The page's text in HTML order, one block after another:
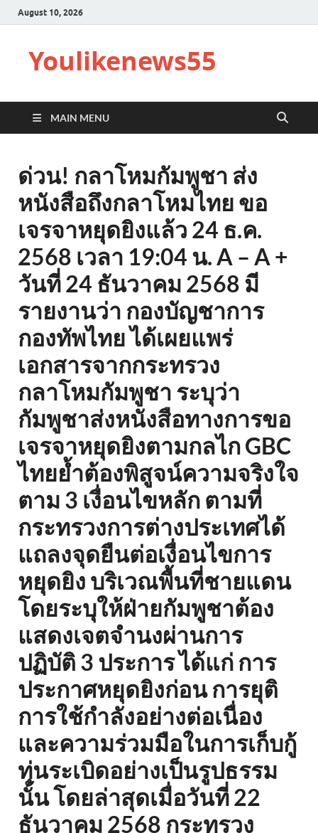
August 10, 2026
Youlikenews55
MAIN MENU
ด่วน! กลาโหมกัมพูชา ส่ง
หนังสือถึงกลาโหมไทย ขอ
เจรจาหยุดยิงแล้ว 24 ธ.ค.
2568 เวลา 19:04 น. A – A +
วันที่ 24 ธันวาคม 2568 มี
รายงานว่า กองบัญชาการ
กองทัพไทย ได้เผยแพร่
เอกสารจากกระทรวง
กลาโหมกัมพูชา ระบุว่า
กัมพูชาส่งหนังสือทางการขอ
เจรจาหยุดยิงตามกลไก GBC
ไทยย้ำต้องพิสูจน์ความจริงใจ
ตาม 3 เงื่อนไขหลัก ตามที่
กระทรวงการต่างประเทศได้
แถลงจุดยืนต่อเงื่อนไขการ
หยุดยิง บริเวณพื้นที่ชายแดน
โดยระบุให้ฝ่ายกัมพูชาต้อง
แสดงเจตจำนงผ่านการ
ปฏิบัติ 3 ประการ ได้แก่ การ
ประกาศหยุดยิงก่อน การยุติ
การใช้กำลังอย่างต่อเนื่อง
และความร่วมมือในการเก็บกู้
ทุ่นระเบิดอย่างเป็นรูปธรรม
นั้น โดยล่าสุดเมื่อวันที่ 22
ธันวาคม 2568 กระทรวง